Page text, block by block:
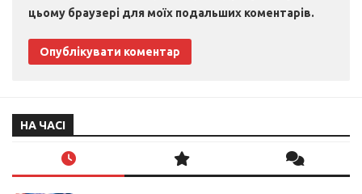
цьому браузері для моїх подальших коментарів.
НА ЧАСІ